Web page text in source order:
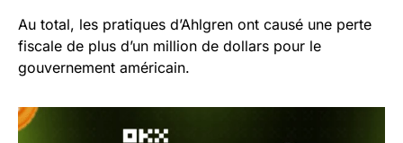
Au total, les pratiques d’Ahlgren ont causé une perte
fiscale de plus d’un million de dollars pour le
gouvernement américain.